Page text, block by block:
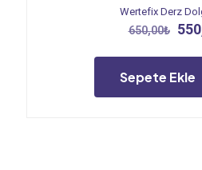
Wertefix Derz
650,00₺
fiyat:
Sepete Ekle